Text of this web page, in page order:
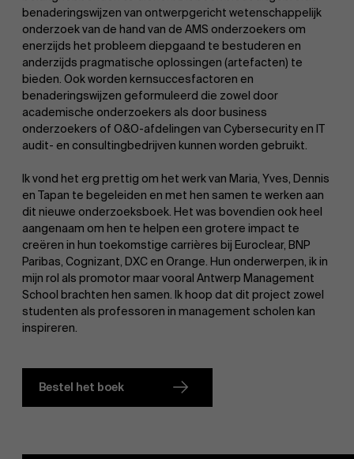
Ontdek onze faculty
Onderzoek
Partners
Evenementen
benaderingswijzen van ontwerpgericht wetenschappelijk
onderzoek van de hand van de AMS onderzoekers om
enerzijds het probleem diepgaand te bestuderen en
anderzijds pragmatische oplossingen (artefacten) te
bieden. Ook worden kernsuccesfactoren en
benaderingswijzen geformuleerd die zowel door
academische onderzoekers als door business
onderzoekers of O&O-afdelingen van Cybersecurity en IT
audit- en consultingbedrijven kunnen worden gebruikt.
Ik vond het erg prettig om het werk van Maria, Yves, Dennis
en Tapan te begeleiden en met hen samen te werken aan
dit nieuwe onderzoeksboek. Het was bovendien ook heel
aangenaam om hen te helpen een grotere impact te
creëren in hun toekomstige carrières bij Euroclear, BNP
Paribas, Cognizant, DXC en Orange. Hun onderwerpen, ik in
mijn rol als promotor maar vooral Antwerp Management
School brachten hen samen. Ik hoop dat dit project zowel
studenten als professoren in management scholen kan
inspireren.
Bestel het boek